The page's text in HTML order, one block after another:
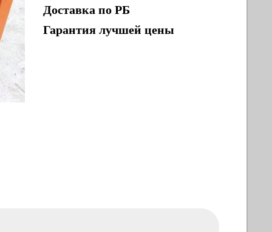
Доставка по РБ
Гарантия лучшей цены